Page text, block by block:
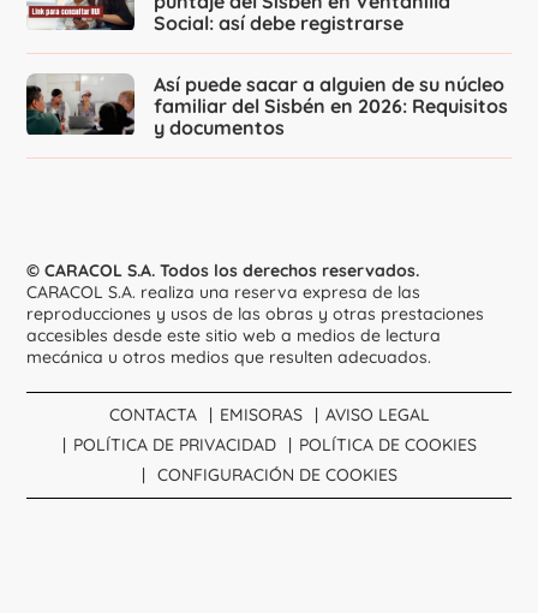
Social: así debe registrarse
Así puede sacar a alguien de su núcleo
familiar del Sisbén en 2026: Requisitos
y documentos
© CARACOL S.A. Todos los derechos reservados.
CARACOL S.A. realiza una reserva expresa de las
reproducciones y usos de las obras y otras prestaciones
accesibles desde este sitio web a medios de lectura
mecánica u otros medios que resulten adecuados.
CONTACTA EMISORAS
AVISO LEGAL
POLÍTICA DE PRIVACIDAD
POLÍTICA DE COOKIES
CONFIGURACIÓN DE COOKIES